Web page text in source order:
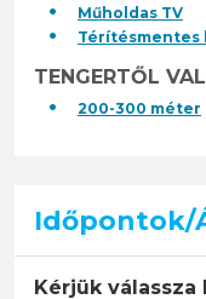
Műholdas TV
Térítésmentes
TENGERTŐL
200-300 méter
Időpontok/
Kérjük